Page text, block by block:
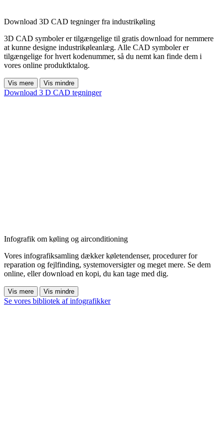
Download 3D CAD tegninger fra industrikøling
3D CAD symboler er tilgængelige til gratis download for nemmere
at kunne designe industrikøleanlæg. Alle CAD symboler er
tilgængelige for hvert kodenummer, så du nemt kan finde dem i
vores online produktktalog.
Vis mere Vis mindre
Download 3 D CAD tegninger
Infografik om køling og airconditioning
Vores infografiksamling dækker køletendenser, procedurer for
reparation og fejlfinding, systemoversigter og meget mere. Se dem
online, eller download en kopi, du kan tage med dig.
Vis mere Vis mindre
Se vores bibliotek af infografikker